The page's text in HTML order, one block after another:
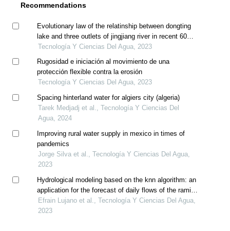
Recommendations
Evolutionary law of the relatinship between dongting
lake and three outlets of jingjiang river in recent 60
years
Tecnología Y Ciencias Del Agua, 2023
Rugosidad e iniciación al movimiento de una
protección flexible contra la erosión
Tecnología Y Ciencias Del Agua, 2023
Spacing hinterland water for algiers city (algeria)
Tarek Medjadj et al., Tecnología Y Ciencias Del
Agua, 2024
Improving rural water supply in mexico in times of
pandemics
Jorge Silva et al., Tecnología Y Ciencias Del Agua,
2023
Hydrological modeling based on the knn algorithm: an
application for the forecast of daily flows of the ramis
river, peru
Efrain Lujano et al., Tecnología Y Ciencias Del Agua,
2023